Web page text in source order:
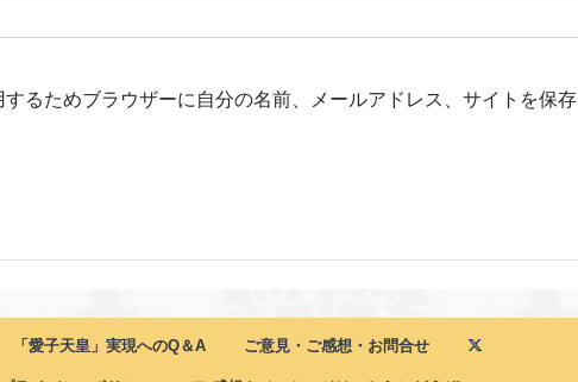
るためブラウザーに自分の名前、メールアドレス、サイトを保存
「愛子天皇」実現へのQ＆A ご意見・ご感想・お問合せ